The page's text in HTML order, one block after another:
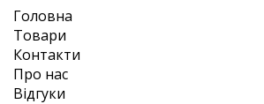
Головна
Товари
Контакти
Про нас
Відгуки